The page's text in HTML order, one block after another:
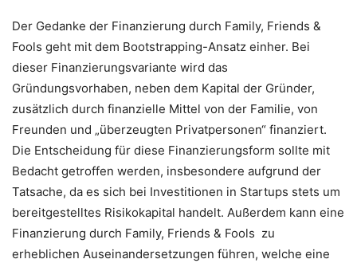
Der Gedanke der Finanzierung durch Family, Friends &
Fools geht mit dem Bootstrapping-Ansatz einher. Bei
dieser Finanzierungsvariante wird das
Gründungsvorhaben, neben dem Kapital der Gründer,
zusätzlich durch finanzielle Mittel von der Familie, von
Freunden und „überzeugten Privatpersonen“ finanziert.
Die Entscheidung für diese Finanzierungsform sollte mit
Bedacht getroffen werden, insbesondere aufgrund der
Tatsache, da es sich bei Investitionen in Startups stets um
bereitgestelltes Risikokapital handelt. Außerdem kann eine
Finanzierung durch Family, Friends & Fools zu
erheblichen Auseinandersetzungen führen, welche eine